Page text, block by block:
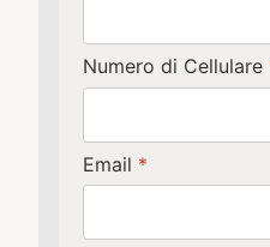
Numero di Cellulare
Email *